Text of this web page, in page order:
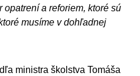
a reforiem, ktoré sú
musíme v dohľadnej
ministra školstva Tomáša